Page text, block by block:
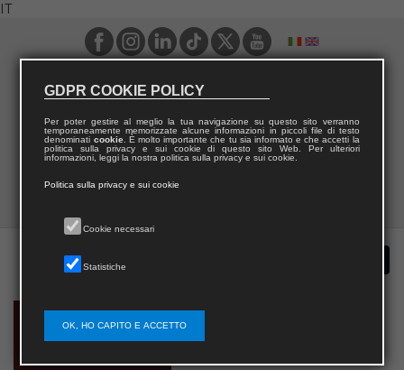
IT
GDPR COOKIE POLICY
Per poter gestire al meglio la tua navigazione su questo sito verranno
temporaneamente memorizzate alcune informazioni in piccoli file di testo
denominati cookie. È molto importante che tu sia informato e che accetti la
politica sulla privacy e sui cookie di questo sito Web. Per ulteriori
informazioni, leggi la nostra politica sulla privacy e sui cookie.
Politica sulla privacy e sui cookie
Cookie necessari
Statistiche
OK, HO CAPITO E ACCETTO